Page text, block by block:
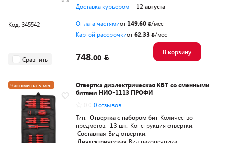
Доставка курьером - 12 августа
Код: 345542 Оплата частямиот 149,60
/мес
Картой рассрочкиот62,33 /мес
Сравнить 748.00
В корзину
Частями на 5 мес.
Разумная цена
Отвертка диэлектрическая КВТ со сменными
битами НИО-1113 ПРОФИ
0 отзывов
Тип: Отвертка с набором бит Количество
предметов: 13 шт. Конструкция отвертки:
Составная Вид отвертки: